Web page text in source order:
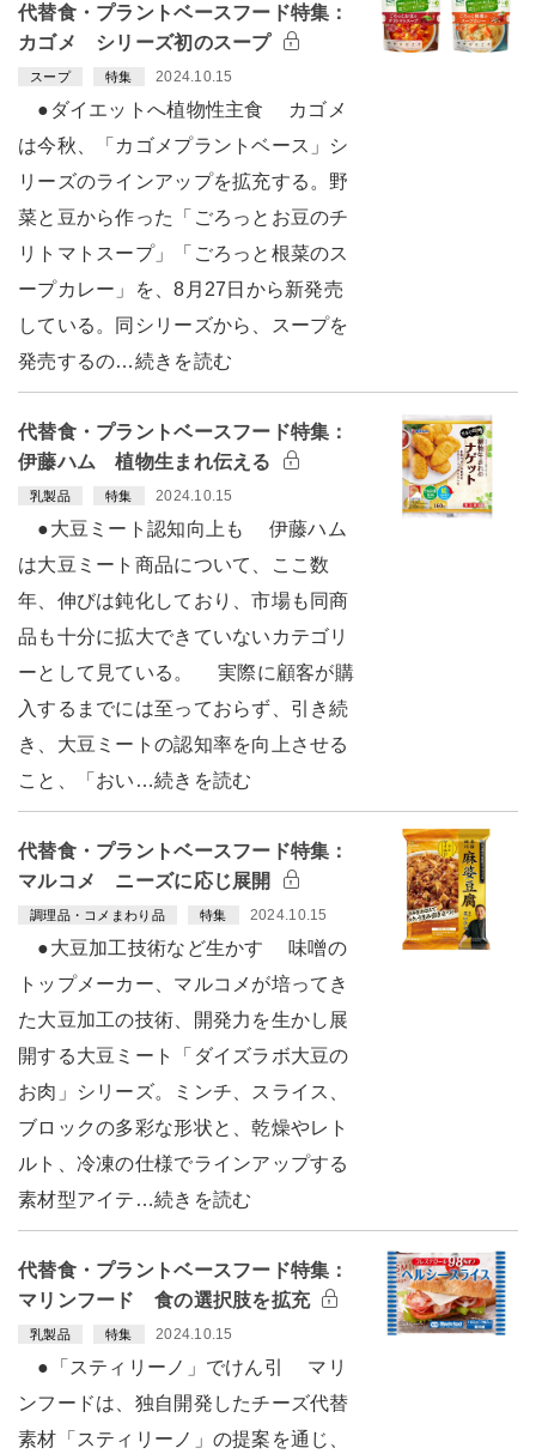
代替食・プラントベースフード特集：
カゴメ シリーズ初のスープ
スープ 特集 2024.10.15
●ダイエットへ植物性主食 カゴメ
は今秋、「カゴメプラントベース」シ
リーズのラインアップを拡充する。野
菜と豆から作った「ごろっとお豆のチ
リトマトスープ」「ごろっと根菜のス
ープカレー」を、8月27日から新発売
している。同シリーズから、スープを
発売するの…続きを読む
代替食・プラントベースフード特集：
伊藤ハム 植物生まれ伝える
乳製品 特集 2024.10.15
●大豆ミート認知向上も 伊藤ハム
は大豆ミート商品について、ここ数
年、伸びは鈍化しており、市場も同商
品も十分に拡大できていないカテゴリ
ーとして見ている。 実際に顧客が購
入するまでには至っておらず、引き続
き、大豆ミートの認知率を向上させる
こと、「おい…続きを読む
代替食・プラントベースフード特集：
マルコメ ニーズに応じ展開
調理品・コメまわり品 特集 2024.10.15
●大豆加工技術など生かす 味噌の
トップメーカー、マルコメが培ってき
た大豆加工の技術、開発力を生かし展
開する大豆ミート「ダイズラボ大豆の
お肉」シリーズ。ミンチ、スライス、
ブロックの多彩な形状と、乾燥やレト
ルト、冷凍の仕様でラインアップする
素材型アイテ…続きを読む
代替食・プラントベースフード特集：
マリンフード 食の選択肢を拡充
乳製品 特集 2024.10.15
●「スティリーノ」でけん引 マリ
ンフードは、独自開発したチーズ代替
素材「スティリーノ」の提案を通じ、